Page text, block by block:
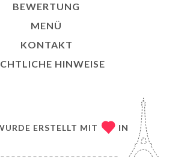
BEWERTUNG
MENÜ
KONTAKT
HINWEISE
ERSTELLT MIT IN